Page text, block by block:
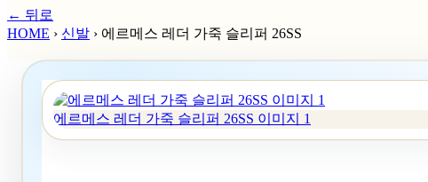
← 뒤로
HOME › 신발 › 에르메스 레더 가죽 슬리퍼 26SS
에르메스 레더 가죽 슬리퍼 26SS 이미지 1